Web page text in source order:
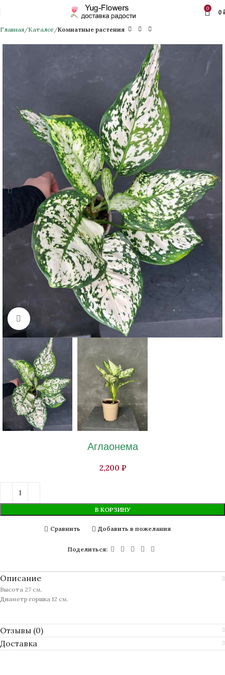
0 0
Главная Каталог Комнатные растения
Нажмите, чтобы увеличить изображение
Аглаонема
₽
В КОРЗИНУ
Сравнить Добавить в пожелания
Поделиться:
Описание
Высота 27 см.
Диаметр горшка 12 см.
Отзывы (0)
Доставка